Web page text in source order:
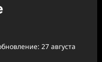
27 августа